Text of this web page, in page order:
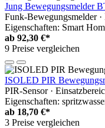
Jung Bewegungsmelder
Funk-Bewegungsmelder ·
Eigenschaften: Smart
ab 92,30 €*
9 Preise vergleichen
ISOLED PIR
PIR-Sensor ·
Eigenschaften:
ab 18,70 €*
3 Preise vergleichen